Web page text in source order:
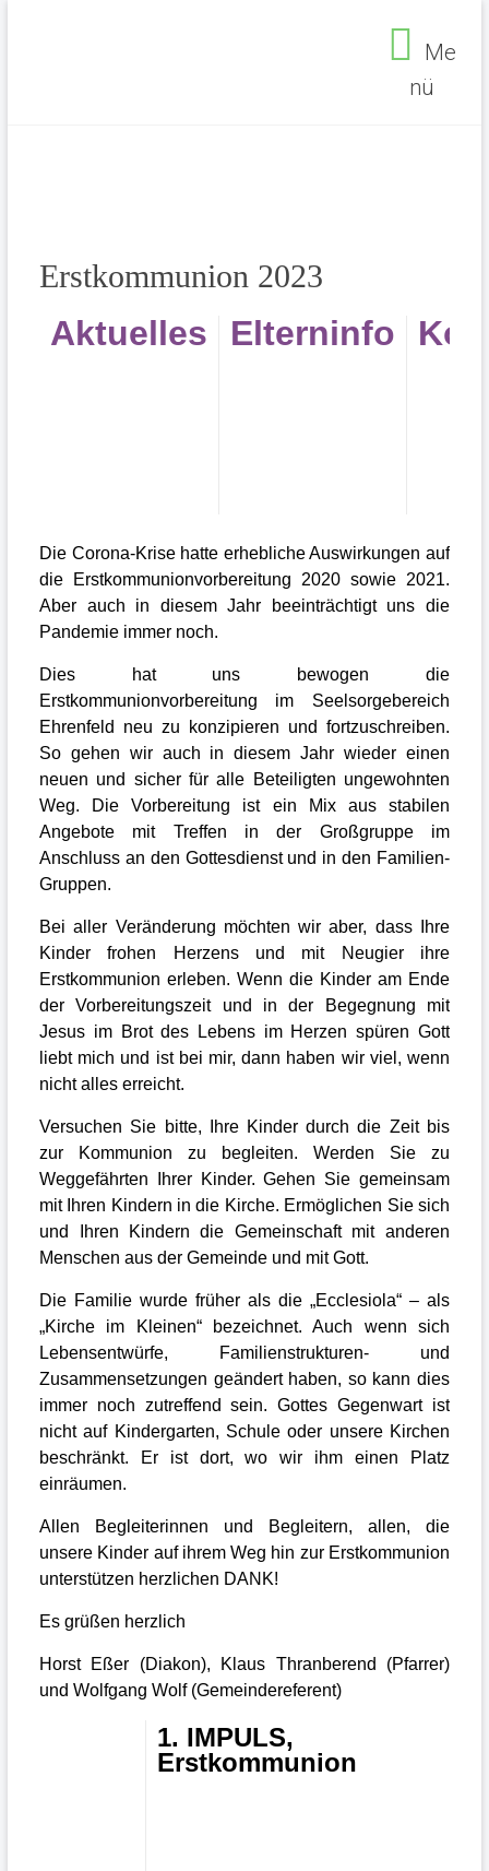
Me
nü
Erstkommunion 2023
Aktuelles Elterninfo
Die Corona-Krise hatte erhebliche Auswirkungen auf
die Erstkommunionvorbereitung 2020 sowie 2021.
Aber auch in diesem Jahr beeinträchtigt uns die
Pandemie immer noch.
Dies hat uns bewogen die
Erstkommunionvorbereitung im Seelsorgebereich
Ehrenfeld neu zu konzipieren und fortzuschreiben.
So gehen wir auch in diesem Jahr wieder einen
neuen und sicher für alle Beteiligten ungewohnten
Weg. Die Vorbereitung ist ein Mix aus stabilen
Angebote mit Treffen in der Großgruppe im
Anschluss an den Gottesdienst und in den Familien-
Gruppen.
Bei aller Veränderung möchten wir aber, dass Ihre
Kinder frohen Herzens und mit Neugier ihre
Erstkommunion erleben. Wenn die Kinder am Ende
der Vorbereitungszeit und in der Begegnung mit
Jesus im Brot des Lebens im Herzen spüren Gott
liebt mich und ist bei mir, dann haben wir viel, wenn
nicht alles erreicht.
Versuchen Sie bitte, Ihre Kinder durch die Zeit bis
zur Kommunion zu begleiten. Werden Sie zu
Weggefährten Ihrer Kinder. Gehen Sie gemeinsam
mit Ihren Kindern in die Kirche. Ermöglichen Sie sich
und Ihren Kindern die Gemeinschaft mit anderen
Menschen aus der Gemeinde und mit Gott.
Die Familie wurde früher als die „Ecclesiola“ – als
„Kirche im Kleinen“ bezeichnet. Auch wenn sich
Lebensentwürfe, Familienstrukturen- und
Zusammensetzungen geändert haben, so kann dies
immer noch zutreffend sein. Gottes Gegenwart ist
nicht auf Kindergarten, Schule oder unsere Kirchen
beschränkt. Er ist dort, wo wir ihm einen Platz
einräumen.
Allen Begleiterinnen und Begleitern, allen, die
unsere Kinder auf ihrem Weg hin zur Erstkommunion
unterstützen herzlichen DANK!
Es grüßen herzlich
Horst Eßer (Diakon), Klaus Thranberend (Pfarrer)
und Wolfgang Wolf (Gemeindereferent)
1. IMPULS,
Erstkommunion